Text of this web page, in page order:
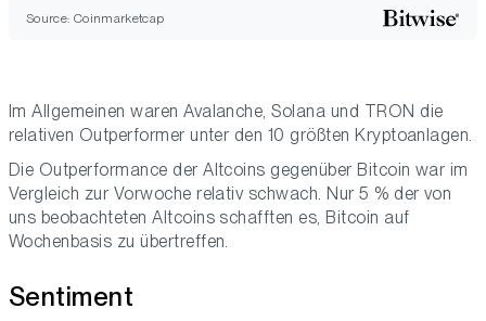
Source: Coinmarketcap
Im Allgemeinen waren Avalanche, Solana und TRON die
relativen Outperformer unter den 10 größten Kryptoanlagen.
Die Outperformance der Altcoins gegenüber Bitcoin war im
Vergleich zur Vorwoche relativ schwach. Nur 5 % der von
uns beobachteten Altcoins schafften es, Bitcoin auf
Wochenbasis zu übertreffen.
Sentiment